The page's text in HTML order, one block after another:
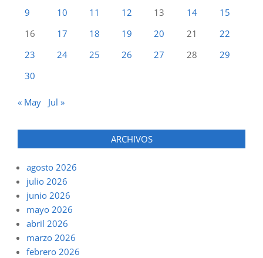
9
10 11 12 13 14
15
16
17 18 19 20 21
22
23
24 25 26 27 28
29
30
« May Jul »
ARCHIVOS
agosto 2026
julio 2026
junio 2026
mayo 2026
abril 2026
marzo 2026
febrero 2026